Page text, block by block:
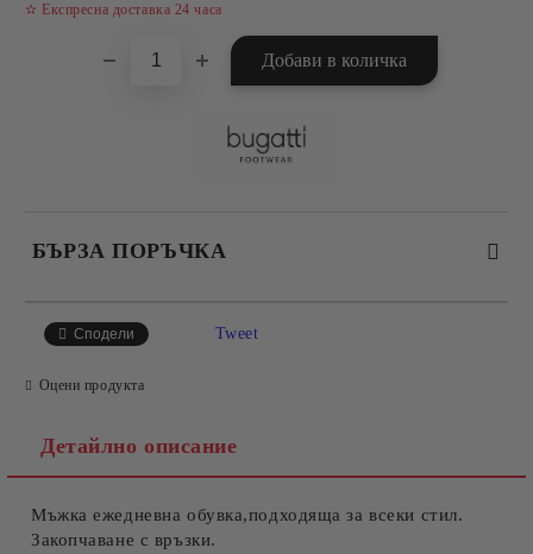
✫ Експресна доставка 24 часа
БЪРЗА ПОРЪЧКА
Съгласен съм сПолитиката за лични данни
Сподели Tweet
Оцени продукта
Детайлно описание
Мъжка ежедневна обувка,подходяща за всеки стил.
Закопчаване с връзки.